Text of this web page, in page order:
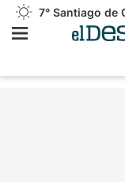
7° Santiago de